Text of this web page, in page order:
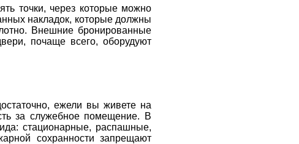
точки, через которые можно
накладок, которые должны
Внешние бронированные
почаще всего, оборудуют
ежели вы живете на
за служебное помещение. В
стационарные, распашные,
сохранности запрещают